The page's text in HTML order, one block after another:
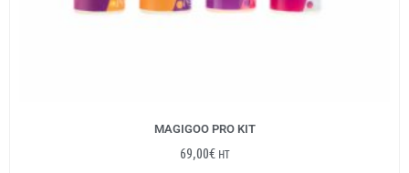
MAGIGOO PRO KIT
69,00€ HT